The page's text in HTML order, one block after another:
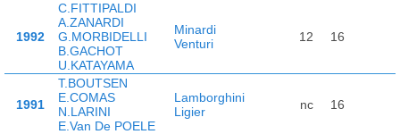
1992
C.FITTIPALDI
A.ZANARDI
G.MORBIDELLI
B.GACHOT
U.KATAYAMA
Minardi
Venturi
12 16
1991
T.BOUTSEN
E.COMAS
N.LARINI
E.Van De POELE
Lamborghini
Ligier
nc 16